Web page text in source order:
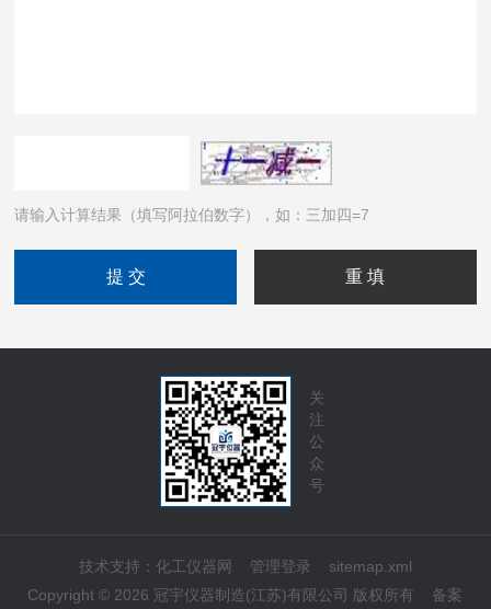
请输入计算结果（填写阿拉伯数字），如：三加四=7
关
注
公
众
号
技术支持： 化工仪器网 管理登录
sitemap.xml
Copyright © 2026 冠宇仪器制造(江苏)有限公司 版权所有 备案